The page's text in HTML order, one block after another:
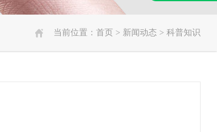
当前位置：首页 > 新闻动态 >科普知识